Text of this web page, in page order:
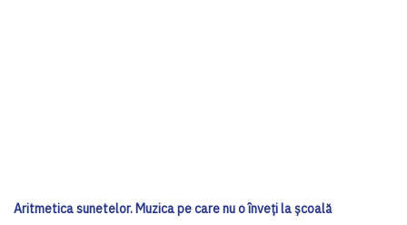
Aritmetica sunetelor. Muzica pe care nu o înveți la școală